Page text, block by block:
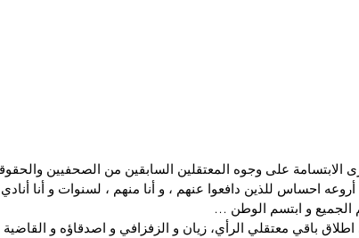
الابتسامة على وجوه المعتقلين السابقين من الصحفيين
احساس للذين دافعوا عنهم ، و أنا منهم ، لسنوات و أنا أنادي
الجميع و ابتسم الوطن …
باقي معتقلي الرأي، زيان و الزفزافي و اصدقاؤه و القاضية